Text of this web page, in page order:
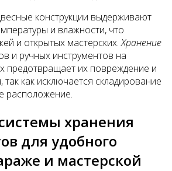
конструкции выдерживают
и влажности, что
и открытых мастерских.Хранение
и ручных инструментов на
предотвращает их повреждение и
так как исключается складирование
расположение.
хранения
для удобного
и мастерской